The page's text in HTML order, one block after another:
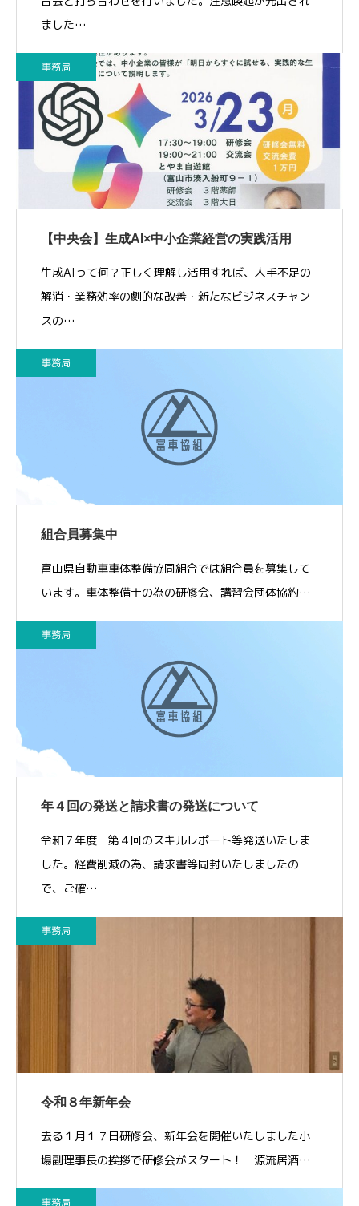
ました…
事務局
【中央会】生成AI×中小企業経営の実践活用
生成AIって何？正しく理解し活用すれば、人手不足の
解消・業務効率の劇的な改善・新たなビジネスチャン
スの…
事務局
組合員募集中
富山県自動車車体整備協同組合では組合員を募集して
います。車体整備士の為の研修会、講習会団体協約…
事務局
年４回の発送と請求書の発送について
令和７年度 第４回のスキルレポート等発送いたしま
した。経費削減の為、請求書等同封いたしましたの
で、ご確…
事務局
令和８年新年会
去る１月１７日研修会、新年会を開催いたしました小
場副理事長の挨拶で研修会がスタート！ 源流居酒…
事務局